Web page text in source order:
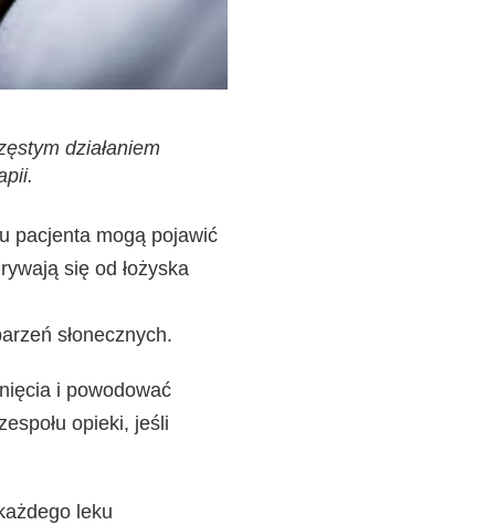
działaniem
pacjenta mogą pojawić
się od łożyska
słonecznych.
i powodować
opieki, jeśli
leku